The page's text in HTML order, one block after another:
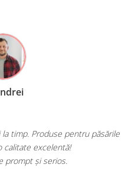
timp. Produse pentru păsările
calitate excelentă!
prompt și serios.